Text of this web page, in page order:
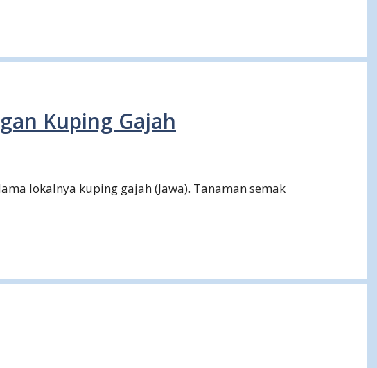
Kuping Gajah
lokalnya kuping gajah (Jawa). Tanaman semak